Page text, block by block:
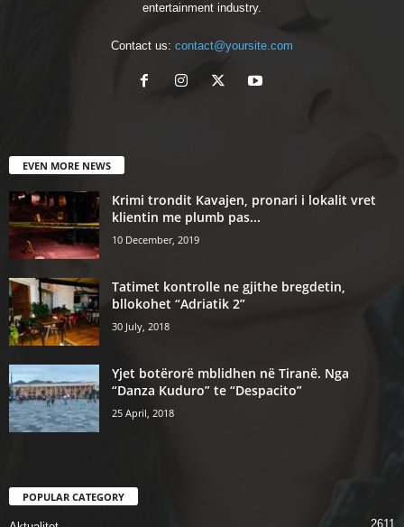
entertainment industry.
Contact us: contact@yoursite.com
EVEN MORE NEWS
Krimi trondit Kavajen, pronari i lokalit vret
klientin me plumb pas...
10 December, 2019
Tatimet kontrolle ne gjithe bregdetin,
bllokohet “Adriatik 2”
30 July, 2018
Yjet botërorë mblidhen në Tiranë. Nga
“Danza Kuduro” te “Despacito”
25 April, 2018
POPULAR CATEGORY
2611